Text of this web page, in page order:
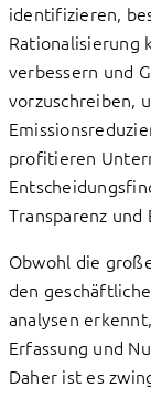
identifizieren,
Rationalisierung
verbessern und
vorzuschreiben,
profitieren
Transparenz und
Obwohl die
den
analysen
Erfassung und
Daher ist es